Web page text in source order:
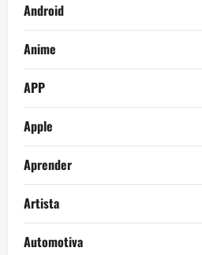
Android
Anime
APP
Apple
Aprender
Artista
Automotiva